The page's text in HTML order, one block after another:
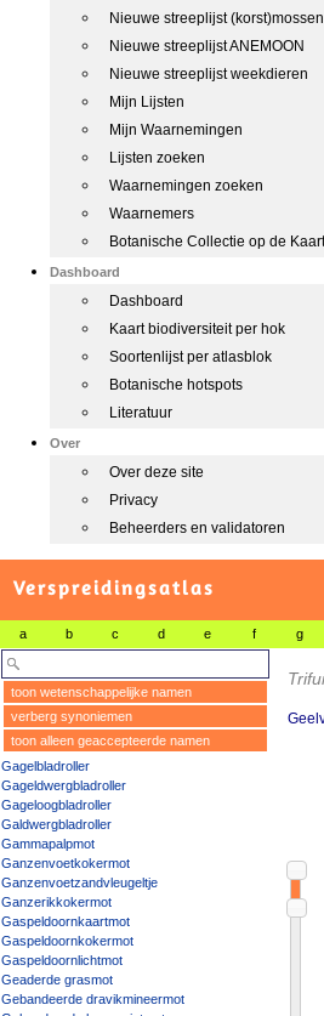
Nieuwe streeplijst (korst)mossen
Nieuwe streeplijst ANEMOON
Nieuwe streeplijst weekdieren
Mijn Lijsten
Mijn Waarnemingen
Lijsten zoeken
Waarnemingen zoeken
Waarnemers
Botanische Collectie op de Kaart
Dashboard
Dashboard
Kaart biodiversiteit per hok
Soortenlijst per atlasblok
Botanische hotspots
Literatuur
Over
Over deze site
Privacy
Beheerders en validatoren
Verspreidingsatlas
a b c d e f g
toon wetenschappelijke namen
verberg synoniemen
toon alleen geaccepteerde namen
Gagelbladroller
Gageldwergbladroller
Gageloogbladroller
Galdwergbladroller
Gammapalpmot
Ganzenvoetkokermot
Ganzenvoetzandvleugeltje
Ganzerikkokermot
Gaspeldoornkaartmot
Gaspeldoornkokermot
Gaspeldoornlichtmot
Geaderde grasmot
Gebandeerde dravikmineermot